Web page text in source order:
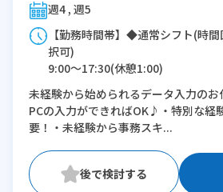
週4 , 週5
【勤務時間帯】◆通常シフト(時
択可)
9:00〜17:30(休憩1:00)
10:00〜18:30(休憩1:00)
※残業：0〜10時間程度/月
未経験から始められるデータ入力の
PCの入力ができればOK♪・特別な経
要！・未経験から事務スキ...